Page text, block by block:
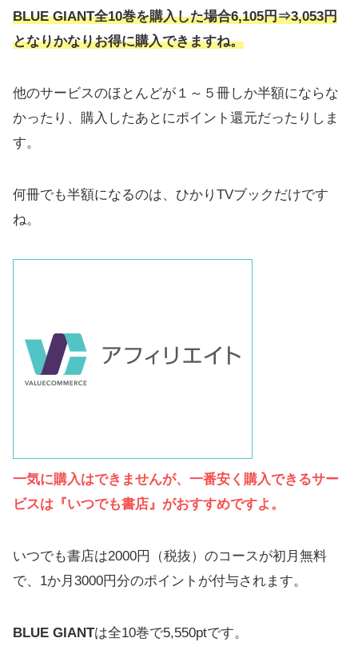
BLUE GIANT全10巻を購入した場合6,105円⇒3,053円
となりかなりお得に購入できますね。
他のサービスのほとんどが１～５冊しか半額にならな
かったり、購入したあとにポイント還元だったりしま
す。
何冊でも半額になるのは、ひかりTVブックだけです
ね。
一気に購入はできませんが、一番安く購入できるサー
ビスは『いつでも書店』がおすすめですよ。
いつでも書店は2000円（税抜）のコースが初月無料
で、1か月3000円分のポイントが付与されます。
BLUE GIANTは全10巻で5,550ptです。